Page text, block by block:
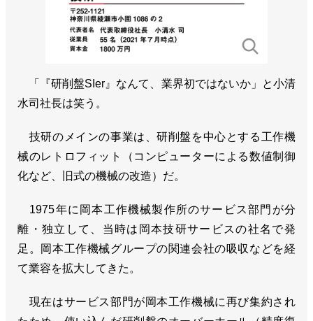
「『研削盤SIer』なんて、業界初ではないか」と小清
水司社長は笑う。
技研のメインの事業は、研削盤を中心とする工作機
械のレトロフィット（コンピューターによる数値制御
化など、旧式の機械の改造）だ。
1975年に岡本工作機械製作所のサービス部門が分
離・独立して、当時は岡本技研サービスの社名で発
足。岡本工作機械グループの関連会社の吸収などを経
て業容を拡大してきた。
現在はサービス部門が岡本工作機械に再び集約され